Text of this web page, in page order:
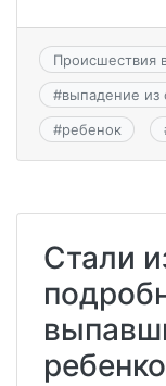
Происшествия
#выпадение из
#ребенок
Стали